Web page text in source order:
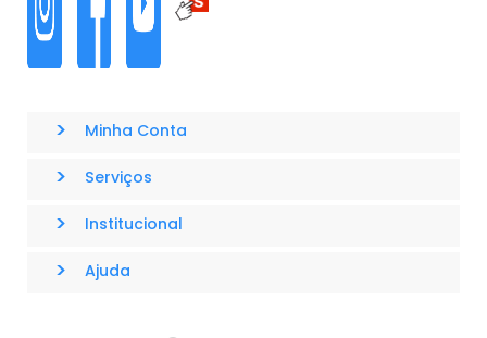
> Minha Conta
> Serviços
> Institucional
> Ajuda